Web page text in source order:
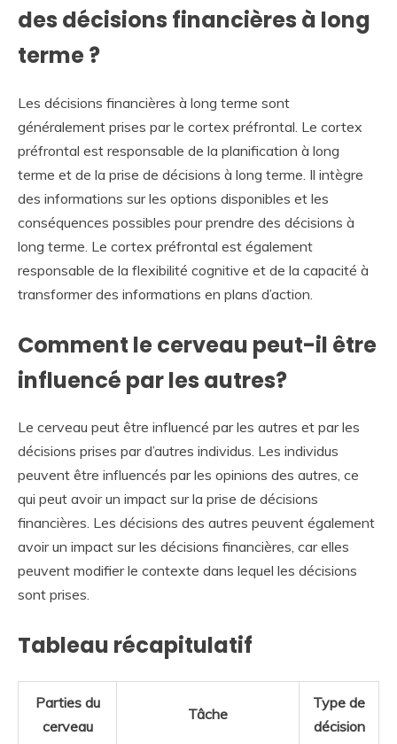
des décisions financières à long
terme ?
Les décisions financières à long terme sont
généralement prises par le cortex préfrontal. Le cortex
préfrontal est responsable de la planification à long
terme et de la prise de décisions à long terme. Il intègre
des informations sur les options disponibles et les
conséquences possibles pour prendre des décisions à
long terme. Le cortex préfrontal est également
responsable de la flexibilité cognitive et de la capacité à
transformer des informations en plans d’action.
Comment le cerveau peut-il être
influencé par les autres?
Le cerveau peut être influencé par les autres et par les
décisions prises par d’autres individus. Les individus
peuvent être influencés par les opinions des autres, ce
qui peut avoir un impact sur la prise de décisions
financières. Les décisions des autres peuvent également
avoir un impact sur les décisions financières, car elles
peuvent modifier le contexte dans lequel les décisions
sont prises.
Tableau récapitulatif
Parties du
cerveau
Tâche
Type de
décision